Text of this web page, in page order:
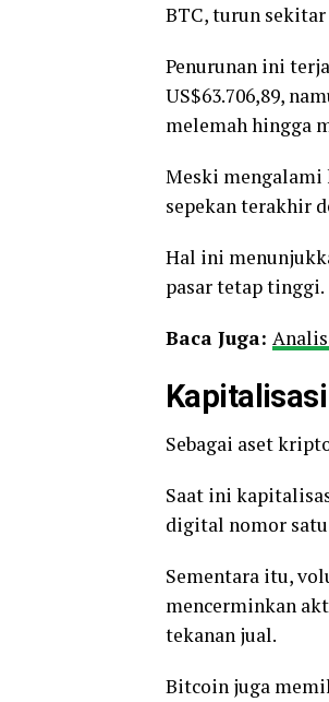
BTC, turun sekitar
Penurunan ini
US$63.706,89,
melemah hingga
Meski
sepekan terakhir
Hal ini
pasar tetap tinggi.
Baca Juga:
Sebagai aset
Saat ini
digital nomor
Sementara itu,
mencerminkan
tekanan jual.
Bitcoin juga